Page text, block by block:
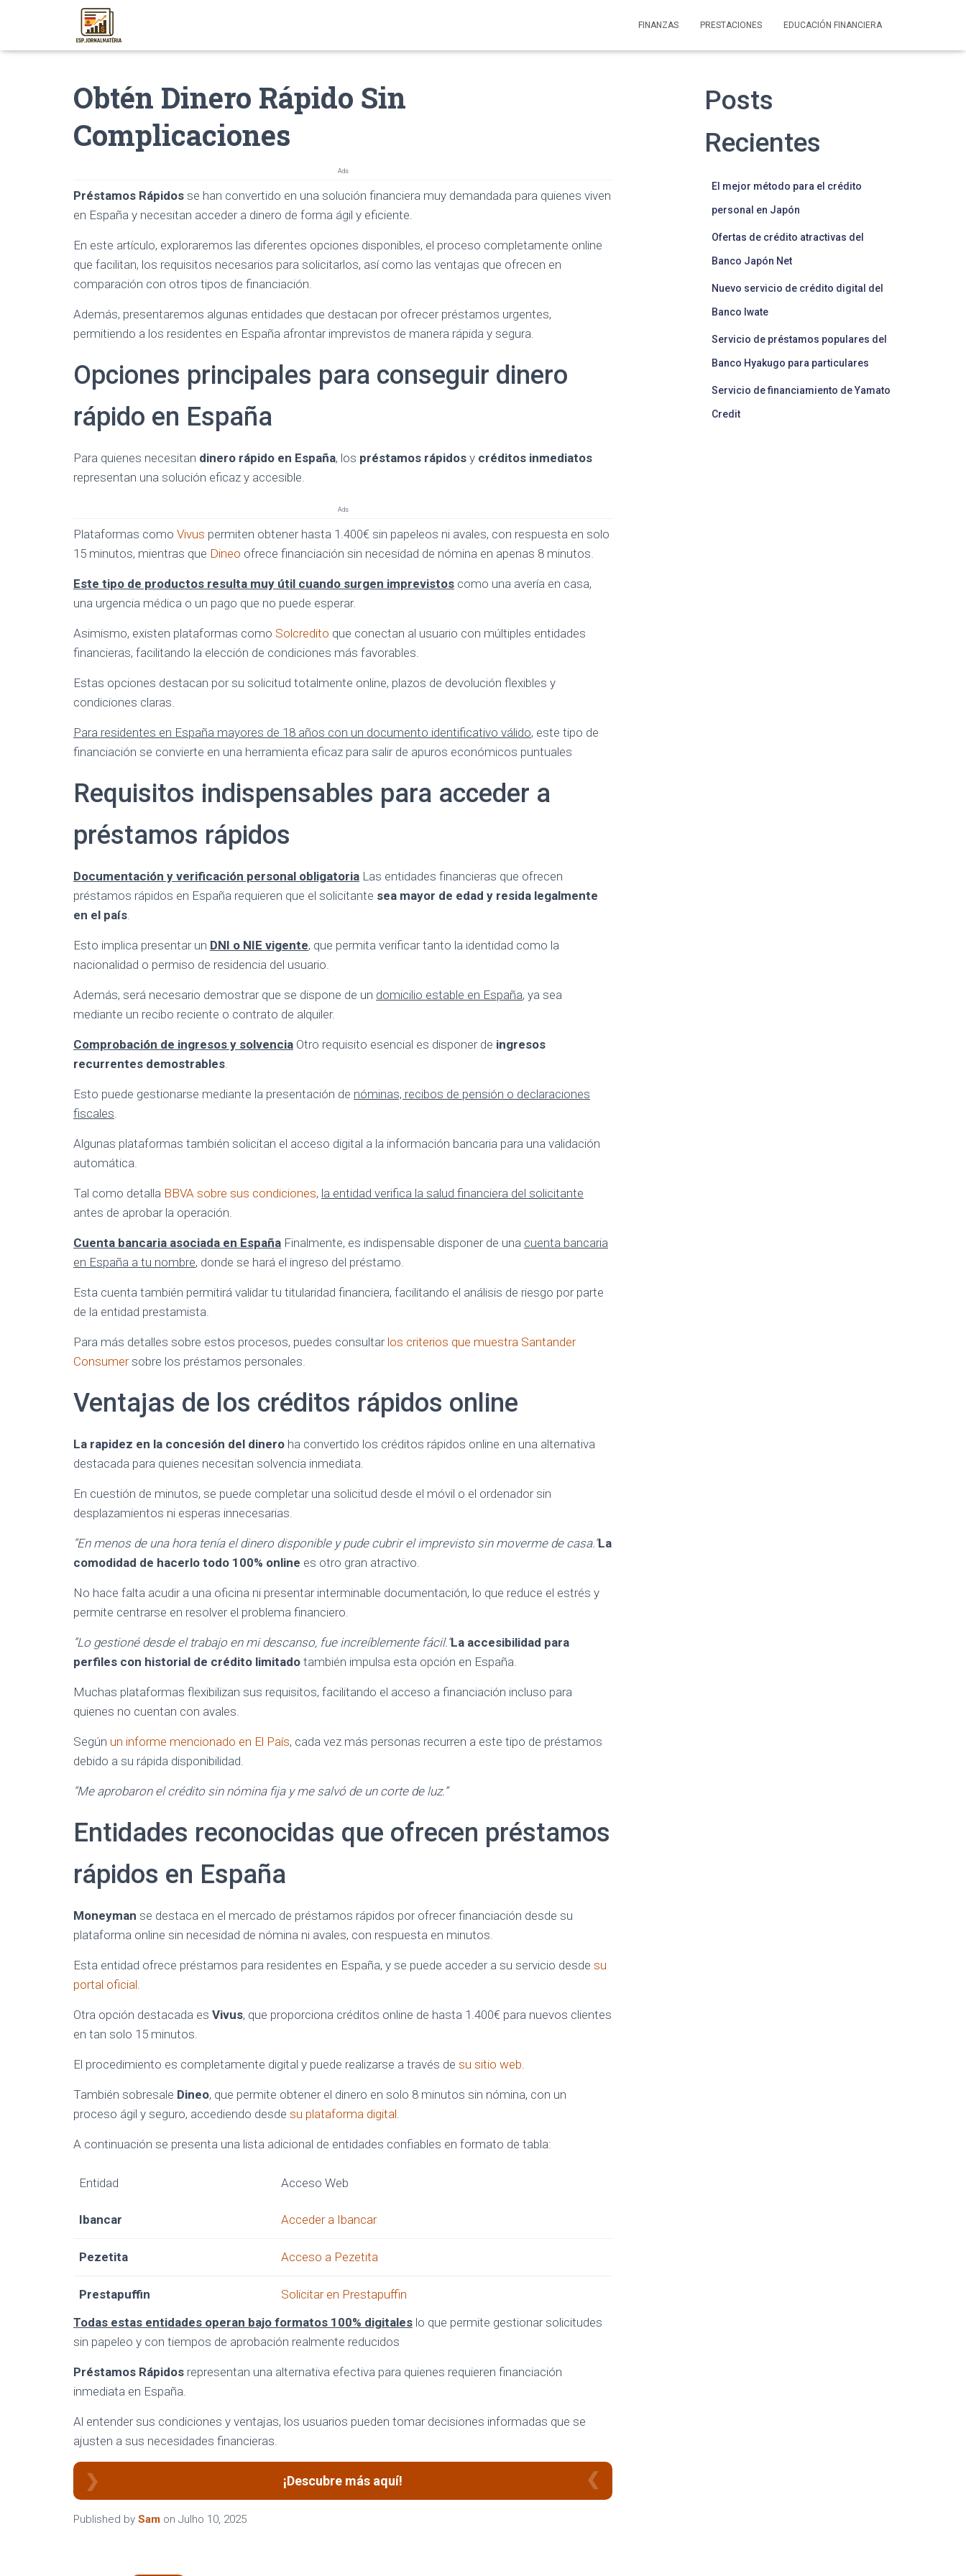
FINANZAS PRESTACIONES EDUCACIÓN FINANCIERA
Obtén Dinero Rápido Sin
Complicaciones
Ads
Préstamos Rápidos se han convertido en una solución financiera muy demandada para quienes viven
en España y necesitan acceder a dinero de forma ágil y eficiente.
En este artículo, exploraremos las diferentes opciones disponibles, el proceso completamente online
que facilitan, los requisitos necesarios para solicitarlos, así como las ventajas que ofrecen en
comparación con otros tipos de financiación.
Además, presentaremos algunas entidades que destacan por ofrecer préstamos urgentes,
permitiendo a los residentes en España afrontar imprevistos de manera rápida y segura.
Opciones principales para conseguir dinero
rápido en España
Para quienes necesitan dinero rápido en España, los préstamos rápidos y créditos inmediatos
representan una solución eficaz y accesible.
Ads
Plataformas como Vivus permiten obtener hasta 1.400€ sin papeleos ni avales, con respuesta en solo
15 minutos, mientras que Dineo ofrece financiación sin necesidad de nómina en apenas 8 minutos.
Este tipo de productos resulta muy útil cuando surgen imprevistos como una avería en casa,
una urgencia médica o un pago que no puede esperar.
Asimismo, existen plataformas como Solcredito que conectan al usuario con múltiples entidades
financieras, facilitando la elección de condiciones más favorables.
Estas opciones destacan por su solicitud totalmente online, plazos de devolución flexibles y
condiciones claras.
Para residentes en España mayores de 18 años con un documento identificativo válido, este tipo de
financiación se convierte en una herramienta eficaz para salir de apuros económicos puntuales
Requisitos indispensables para acceder a
préstamos rápidos
Documentación y verificación personal obligatoria Las entidades financieras que ofrecen
préstamos rápidos en España requieren que el solicitante sea mayor de edad y resida legalmente
en el país.
Esto implica presentar un DNI o NIE vigente, que permita verificar tanto la identidad como la
nacionalidad o permiso de residencia del usuario.
Además, será necesario demostrar que se dispone de un domicilio estable en España, ya sea
mediante un recibo reciente o contrato de alquiler.
Comprobación de ingresos y solvencia Otro requisito esencial es disponer de ingresos
recurrentes demostrables.
Esto puede gestionarse mediante la presentación de nóminas, recibos de pensión o declaraciones
fiscales.
Algunas plataformas también solicitan el acceso digital a la información bancaria para una validación
automática.
Tal como detalla BBVA sobre sus condiciones, la entidad verifica la salud financiera del solicitante
antes de aprobar la operación.
Cuenta bancaria asociada en España Finalmente, es indispensable disponer de una cuenta bancaria
en España a tu nombre, donde se hará el ingreso del préstamo.
Esta cuenta también permitirá validar tu titularidad financiera, facilitando el análisis de riesgo por parte
de la entidad prestamista.
Para más detalles sobre estos procesos, puedes consultar los criterios que muestra Santander
Consumersobre los préstamos personales.
Ventajas de los créditos rápidos online
La rapidez en la concesión del dinero ha convertido los créditos rápidos online en una alternativa
destacada para quienes necesitan solvencia inmediata.
En cuestión de minutos, se puede completar una solicitud desde el móvil o el ordenador sin
desplazamientos ni esperas innecesarias.
“En menos de una hora tenía el dinero disponible y pude cubrir el imprevisto sin moverme de casa.”La
comodidad de hacerlo todo 100% online es otro gran atractivo.
No hace falta acudir a una oficina ni presentar interminable documentación, lo que reduce el estrés y
permite centrarse en resolver el problema financiero.
“Lo gestioné desde el trabajo en mi descanso, fue increíblemente fácil.”La accesibilidad para
perfiles con historial de crédito limitado también impulsa esta opción en España.
Muchas plataformas flexibilizan sus requisitos, facilitando el acceso a financiación incluso para
quienes no cuentan con avales.
Según un informe mencionado en El País, cada vez más personas recurren a este tipo de préstamos
debido a su rápida disponibilidad.
“Me aprobaron el crédito sin nómina fija y me salvó de un corte de luz.”
Entidades reconocidas que ofrecen préstamos
rápidos en España
Moneyman se destaca en el mercado de préstamos rápidos por ofrecer financiación desde su
plataforma online sin necesidad de nómina ni avales, con respuesta en minutos.
Esta entidad ofrece préstamos para residentes en España, y se puede acceder a su servicio desde su
portal oficial.
Otra opción destacada es Vivus, que proporciona créditos online de hasta 1.400€ para nuevos clientes
en tan solo 15 minutos.
El procedimiento es completamente digital y puede realizarse a través de su sitio web.
También sobresale Dineo, que permite obtener el dinero en solo 8 minutos sin nómina, con un
proceso ágil y seguro, accediendo desde su plataforma digital.
A continuación se presenta una lista adicional de entidades confiables en formato de tabla:
Entidad Acceso Web
Ibancar Acceder a Ibancar
Pezetita Acceso a Pezetita
Prestapuffin
Solicitar en Prestapuffin
Todas estas entidades operan bajo formatos 100% digitales lo que permite gestionar solicitudes
sin papeleo y con tiempos de aprobación realmente reducidos
Préstamos Rápidos representan una alternativa efectiva para quienes requieren financiación
inmediata en España.
Al entender sus condiciones y ventajas, los usuarios pueden tomar decisiones informadas que se
ajusten a sus necesidades financieras.
¡Descubre más aquí!
Published by Sam on Julho 10, 2025
Posts
Recientes
El mejor método para el crédito
personal en Japón
Ofertas de crédito atractivas del
Banco Japón Net
Nuevo servicio de crédito digital del
Banco Iwate
Servicio de préstamos populares del
Banco Hyakugo para particulares
Servicio de financiamiento de Yamato
Credit